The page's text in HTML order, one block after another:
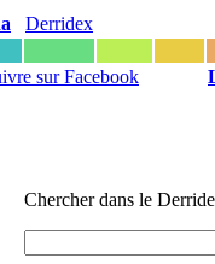
Derridex
sur Facebook
Chercher dans le